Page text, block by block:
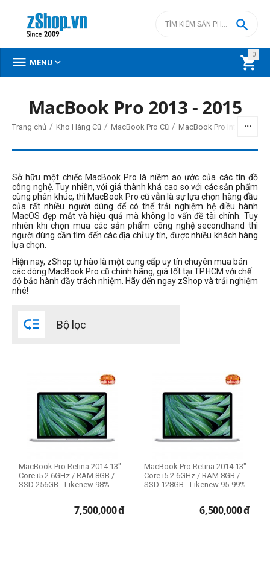
0


 MENU 
–
6500000 đ 7500000đ
Đời Mac
2014
RAM Mac
THIẾT LẬP LẠI
MacBook Pro 2013 - 2015
Trang chủ / Kho Hàng Cũ / MacBook Pro Cũ / MacBook Pro Intel cũ
Sở hữu một chiếc MacBook Pro là niềm ao ước của các tín đồ
công nghệ. Tuy nhiên, với giá thành khá cao so với các sản phẩm
cùng phân khúc, thì MacBook Pro cũ vẫn là sự lựa chọn hàng đầu
của rất nhiều người dùng để có thể trải nghiệm hệ điều hành
MacOS đẹp mắt và hiệu quả mà không lo vấn đề tài chính. Tuy
nhiên khi chọn mua các sản phẩm công nghệ secondhand thì
người dùng cần tìm đến các địa chỉ uy tín, được nhiều khách hàng
lựa chọn.
Hiện nay, zShop tự hào là một cung cấp uy tín chuyên mua bán
các dòng MacBook Pro cũ chính hãng, giá tốt tại TP.HCM với chế
độ bảo hành đầy trách nhiệm. Hãy đến ngay zShop và trải nghiệm
nhé!
 Bộ lọc
MacBook Pro Retina 2014 13" -
Core i5 2.6GHz / RAM 8GB /
SSD 256GB - Likenew 98%
7,500,000đ
MacBook Pro Retina 2014 13" -
Core i5 2.6GHz / RAM 8GB /
SSD 128GB - Likenew 95-99%
6,500,000đ